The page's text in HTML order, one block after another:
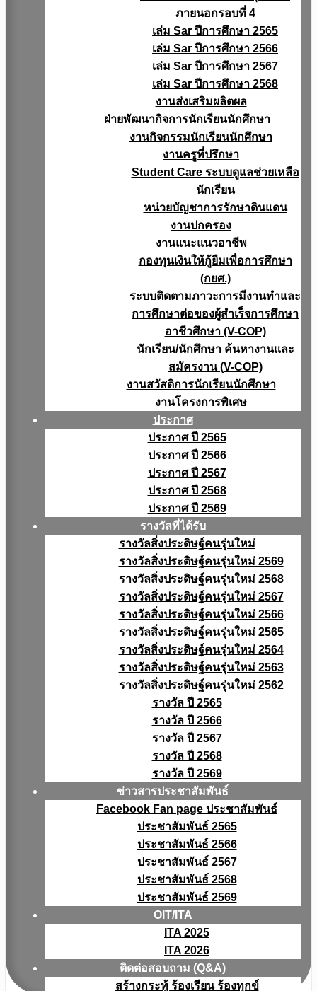
ภายนอกรอบที่ 4
เล่ม Sar ปีการศึกษา 2565
เล่ม Sar ปีการศึกษา 2566
เล่ม Sar ปีการศึกษา 2567
เล่ม Sar ปีการศึกษา 2568
งานส่งเสริมผลิตผล
ฝ่ายพัฒนากิจการนักเรียนนักศึกษา
งานกิจกรรมนักเรียนนักศึกษา
งานครูที่ปรึกษา
Student Care ระบบดูแลช่วยเหลือ
นักเรียน
หน่วยบัญชาการรักษาดินแดน
งานปกครอง
งานแนะแนวอาชีพ
กองทุนเงินให้กู้ยืมเพื่อการศึกษา
(กยศ.)
ระบบติดตามภาวะการมีงานทำและ
การศึกษาต่อของผู้สำเร็จการศึกษา
อาชีวศึกษา (V-COP)
นักเรียน/นักศึกษา ค้นหางานและ
สมัครงาน (V-COP)
งานสวัสดิการนักเรียนนักศึกษา
งานโครงการพิเศษ
ประกาศ
ประกาศ ปี 2565
ประกาศ ปี 2566
ประกาศ ปี 2567
ประกาศ ปี 2568
ประกาศ ปี 2569
รางวัลที่ได้รับ
รางวัลสิ่งประดิษฐ์คนรุ่นใหม่
รางวัลสิ่งประดิษฐ์คนรุ่นใหม่ 2569
รางวัลสิ่งประดิษฐ์คนรุ่นใหม่ 2568
รางวัลสิ่งประดิษฐ์คนรุ่นใหม่ 2567
รางวัลสิ่งประดิษฐ์คนรุ่นใหม่ 2566
รางวัลสิ่งประดิษฐ์คนรุ่นใหม่ 2565
รางวัลสิ่งประดิษฐ์คนรุ่นใหม่ 2564
รางวัลสิ่งประดิษฐ์คนรุ่นใหม่ 2563
รางวัลสิ่งประดิษฐ์คนรุ่นใหม่ 2562
รางวัล ปี 2565
รางวัล ปี 2566
รางวัล ปี 2567
รางวัล ปี 2568
รางวัล ปี 2569
ข่าวสารประชาสัมพันธ์
Facebook Fan page ประชาสัมพันธ์
ประชาสัมพันธ์ 2565
ประชาสัมพันธ์ 2566
ประชาสัมพันธ์ 2567
ประชาสัมพันธ์ 2568
ประชาสัมพันธ์ 2569
OIT/ITA
ITA 2025
ITA 2026
ติดต่อสอบถาม (Q&A)
สร้างกระทู้ ร้องเรียน ร้องทุกข์